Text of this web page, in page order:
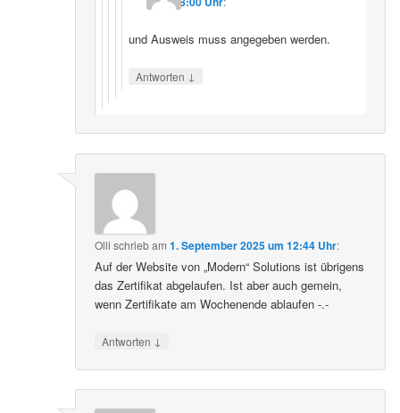
und Ausweis muss angegeben werden.
Antworten ↓
Olli schriebam1. September 2025 um 12:44 Uhr:
Auf der Website von „Modern“ Solutions ist übrigens
das Zertifikat abgelaufen. Ist aber auch gemein,
wenn Zertifikate am Wochenende ablaufen -.-
Antworten ↓